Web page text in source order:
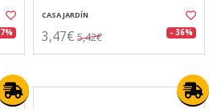
CASA JARDÍN
3,47€ 5,42€ - 36%